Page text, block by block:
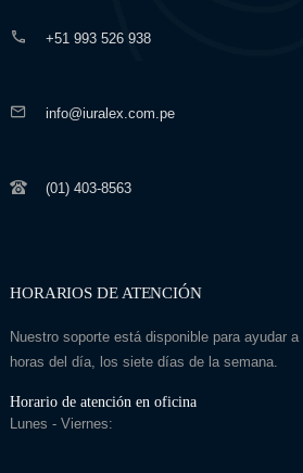
+51 993 526 938
info@iuralex.com.pe
(01) 403-8563
HORARIOS DE ATENCIÓN
Nuestro soporte está disponible para ayudar a
horas del día, los siete días de la semana.
Horario de atención en oficina
Lunes - Viernes: